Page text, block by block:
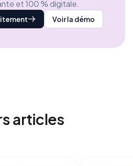
et 100 % digitale.
Voir la démo
articles